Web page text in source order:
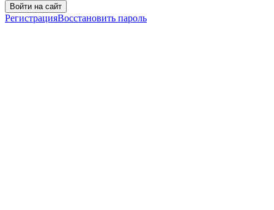
Войти на сайт
РегистрацияВосстановить пароль